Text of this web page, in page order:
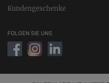
Kundengeschenke
FOLGEN SIE UNS